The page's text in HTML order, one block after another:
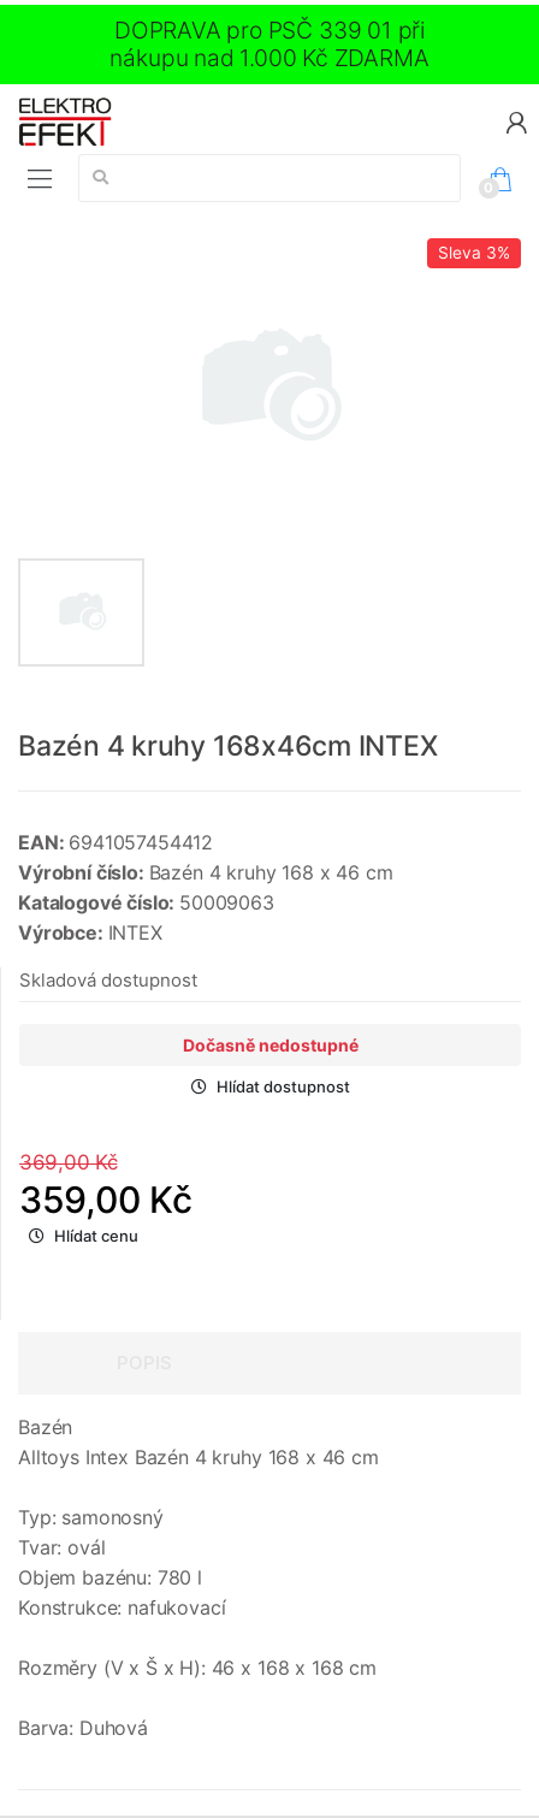
DOPRAVA pro PSČ 339 01 při
nákupu nad 1.000 Kč ZDARMA
Vyhledávání:
0
Sleva 3%
Bazén 4 kruhy 168x46cm INTEX
EAN: 6941057454412
Výrobní číslo: Bazén 4 kruhy 168 x 46 cm
Katalogové číslo: 50009063
Výrobce: INTEX
Skladová dostupnost
Dočasně nedostupné
Hlídat dostupnost
369,00 Kč
359,00 Kč
Hlídat cenu
Bazén
Alltoys Intex Bazén 4 kruhy 168 x 46 cm
Typ: samonosný
Tvar: ovál
Objem bazénu: 780 l
Konstrukce: nafukovací
Rozměry (V x Š x H): 46 x 168 x 168 cm
Barva: Duhová